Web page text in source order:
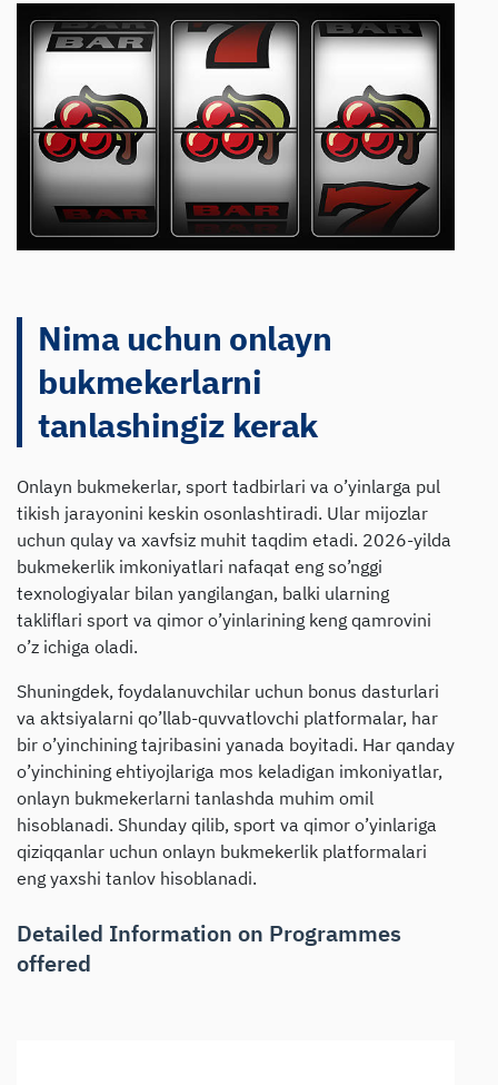
Nima uchun onlayn
bukmekerlarni
tanlashingiz kerak
Onlayn bukmekerlar, sport tadbirlari va o’yinlarga pul
tikish jarayonini keskin osonlashtiradi. Ular mijozlar
uchun qulay va xavfsiz muhit taqdim etadi. 2026-yilda
bukmekerlik imkoniyatlari nafaqat eng so’nggi
texnologiyalar bilan yangilangan, balki ularning
takliflari sport va qimor o’yinlarining keng qamrovini
o’z ichiga oladi.
Shuningdek, foydalanuvchilar uchun bonus dasturlari
va aktsiyalarni qo’llab-quvvatlovchi platformalar, har
bir o’yinchining tajribasini yanada boyitadi. Har qanday
o’yinchining ehtiyojlariga mos keladigan imkoniyatlar,
onlayn bukmekerlarni tanlashda muhim omil
hisoblanadi. Shunday qilib, sport va qimor o’yinlariga
qiziqqanlar uchun onlayn bukmekerlik platformalari
eng yaxshi tanlov hisoblanadi.
Detailed Information on Programmes
offered